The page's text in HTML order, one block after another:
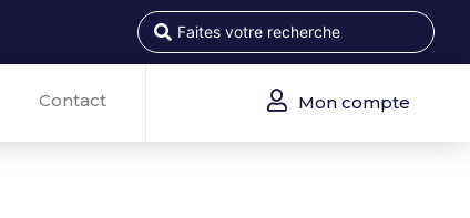
Contact Mon compte